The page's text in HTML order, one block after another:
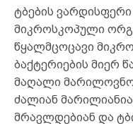
ტბების
მიკროსკოპული
წყალმცოცავი
ბაქტერიების მიერ
მაღალი
ძალიან
მრავლდებიან და